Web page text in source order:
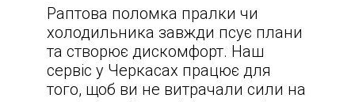
Раптова поломка пралки чи
холодильника завжди псує плани
та створює дискомфорт. Наш
сервіс у Черкасах працює для
того, щоб ви не витрачали сили на